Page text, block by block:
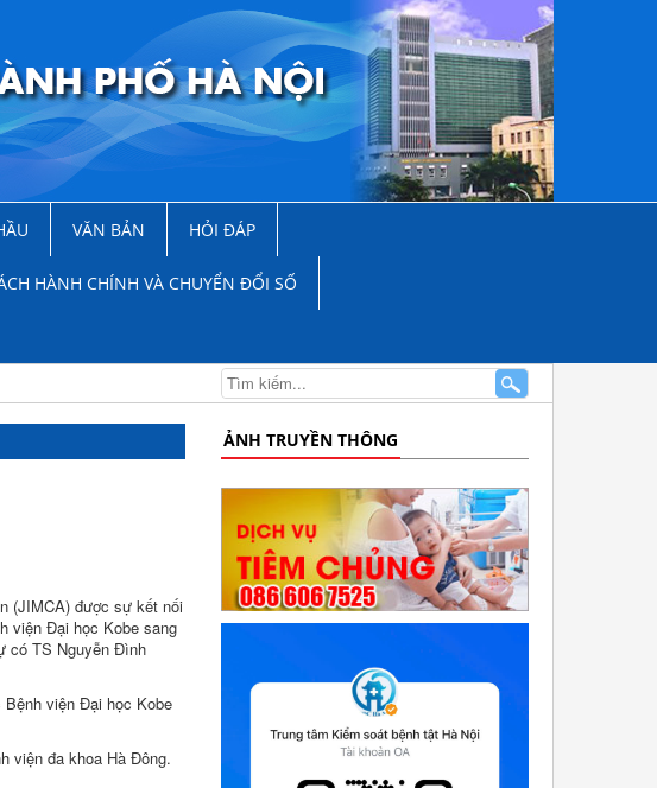
VĂN BẢN HỎI ĐÁP
HÀNH CHÍNH VÀ CHUYỂN ĐỔI SỐ
(JIMCA) được sự kết nối
viện Đại học Kobe sang
có TS Nguyễn Đình
viện Đại học Kobe
viện đa khoa Hà Đông.
ẢNH TRUYỀN THÔNG